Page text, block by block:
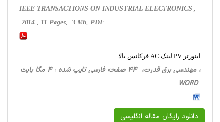
IEEE TRANSACTIONS ON INDUSTRIAL ELECTRONICS ,
2014 , 11 Pages, 3 Mb, PDF
اینورتر PV لینک AC فرکانس بالا
، مهندسی برق قدرت، 44 صفحه فارسی تایپ شده ، 4 مگا بایت
WORD
دانلود رایگان مقاله انگلیسی